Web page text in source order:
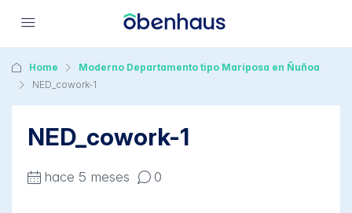
Home
Moderno Departamento tipo Mariposa en Ñuñoa
NED_cowork-1
NED_cowork-1
hace 5 meses 0